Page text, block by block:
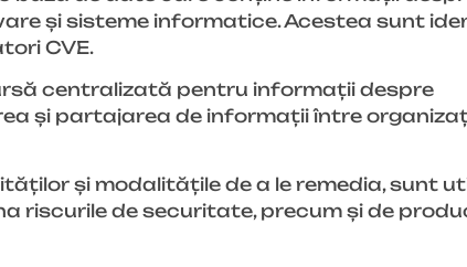
și sisteme informatice. Acestea sunt
CVE.
centralizată pentru informații despre
și partajarea de informații între
și modalitățile de a le remedia, sunt
riscurile de securitate, precum și de